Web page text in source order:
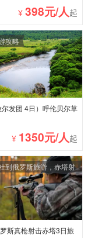
¥ 398元/人起
攻略
尔发团 4日）呼伦贝尔草
¥ 1350元/人 起
到俄罗斯旅游，赤塔射
斯真枪射击赤塔3日旅